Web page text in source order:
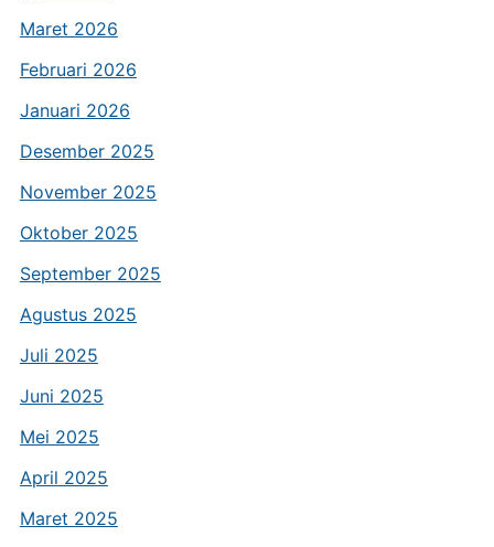
Maret 2026
Februari 2026
Januari 2026
Desember 2025
November 2025
Oktober 2025
September 2025
Agustus 2025
Juli 2025
Juni 2025
Mei 2025
April 2025
Maret 2025